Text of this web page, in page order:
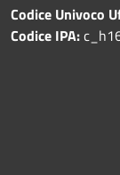
Codice Univoco
Codice IPA: